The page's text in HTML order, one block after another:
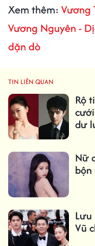
Xem thêm: Vương
Vương Nguyên -
dặn dò
TIN LIÊN QUAN
Rộ
dư
Nữ
Vũ